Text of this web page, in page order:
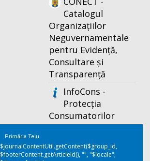
Catalogul
Organizațiilor
Neguvernamentale
pentru Evidență,
Consultare și
Transparență
InfoCons -
Protecția
Consumatorilor
Primăria Teiu
$journalContentUtil.getContent($group_id,
$footerContent.getArticleId(), "", "$locale",